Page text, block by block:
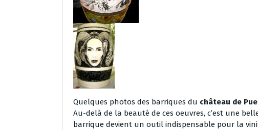
Quelques photos des barriques du château de
Au-delà de la beauté de ces oeuvres, c’est une
barrique devient un outil indispensable pour la